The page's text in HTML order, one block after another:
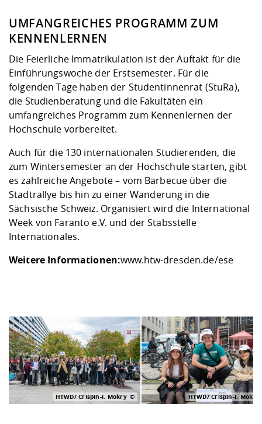
UMFANGREICHES PROGRAMM ZUM
KENNENLERNEN
Die Feierliche Immatrikulation ist der Auftakt für die
Einführungswoche der Erstsemester. Für die
folgenden Tage haben der Studentinnenrat (StuRa),
die Studienberatung und die Fakultäten ein
umfangreiches Programm zum Kennenlernen der
Hochschule vorbereitet.
Auch für die 130 internationalen Studierenden, die
zum Wintersemester an der Hochschule starten, gibt
es zahlreiche Angebote – vom Barbecue über die
Stadtrallye bis hin zu einer Wanderung in die
Sächsische Schweiz. Organisiert wird die International
Week von Faranto e.V. und der Stabsstelle
Internationales.
Weitere Informationen:www.htw-dresden.de/ese
HTWD/ Crispin-I. Mokry HTWD/ Crispin-I. Mokry